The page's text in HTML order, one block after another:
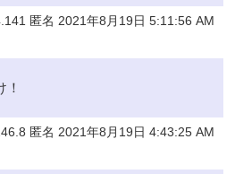
匿名 2021年8月19日 5:11:56 AM
匿名 2021年8月19日 4:43:25 AM